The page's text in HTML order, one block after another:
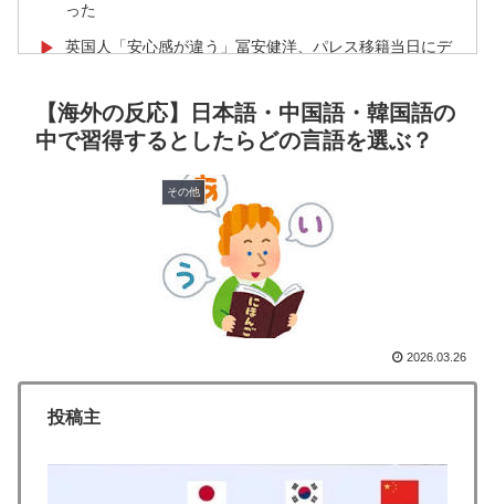
った
▶
英国人「安心感が違う」冨安健洋、パレス移籍当日にデ
【海外の反応】
▶ 外国人「日本の未来は安泰だ」16歳MF三井寺眞、衝撃
で海外絶賛！【海外の反応】
【海外の反応】“新タナスコ”のディアスが地雷すぎる件
「大谷と山本だけしかまともな契約がない…」
外国人「俺達が見かけたヤバすぎる髪型を集めてみたｗ
韓国人「韓国サッカー協会関係者が『不適切接待は慣行
だった』と衝撃発言！日韓ワールドカップ4強にも疑い
の視線が向けられる」
【海外の反応】日本語・中国語・韓国語の
中で習得するとしたらどの言語を選ぶ？
その他
2026.03.26
投稿主